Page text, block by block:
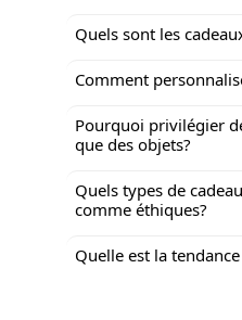
Quels sont les
Comment
Pourquoi privilégier
que des objets?
Quels types de
comme éthiques?
Quelle est la